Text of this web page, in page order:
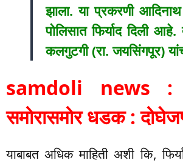
झाला. या प्रकरणी
पोलिसात फिर्याद दिली
कलगुटगी (रा. जयसिंगपूर)
samdoli news :
समोरासमोर धडक :
याबाबत अधिक माहिती अशी कि,